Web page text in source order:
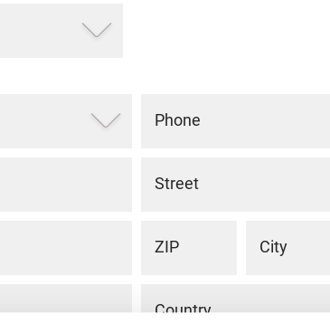
Phone
Street
ZIP City
Country